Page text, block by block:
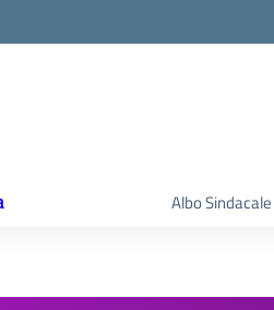
Albo Sindacale